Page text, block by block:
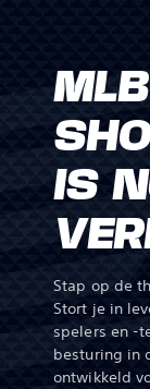
IS
Stap op de
Stort je in
spelers en -
besturing in
ontwikkeld